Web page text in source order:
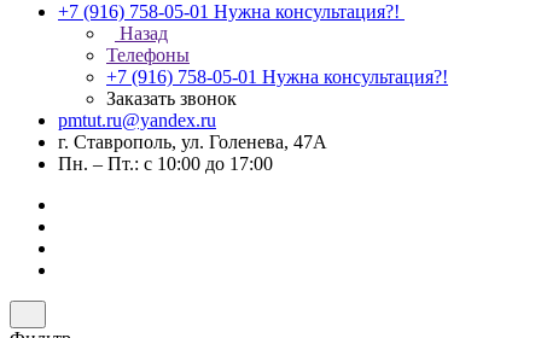
+7 (916) 758-05-01 Нужна консультация?!
Назад
Телефоны
+7 (916) 758-05-01 Нужна консультация?!
Заказать звонок
pmtut.ru@yandex.ru
г. Ставрополь, ул. Голенева, 47А
Пн. – Пт.: с 10:00 до 17:00